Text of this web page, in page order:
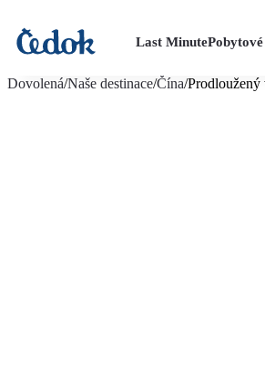
Last Minute
Dovolená/Naše destinace/Čína/Prodloužený